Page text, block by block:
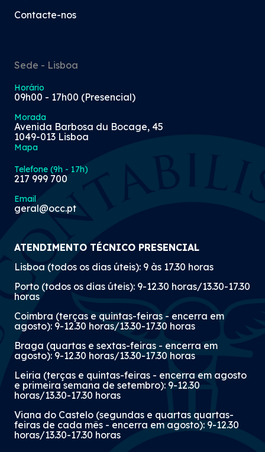
Contacte-nos
Sede - Lisboa
Horário
09h00 - 17h00 (Presencial)
Morada
Avenida Barbosa du Bocage, 45
1049-013 Lisboa
Mapa
Telefone (9h - 17h)
217 999 700
Email
geral@occ.pt
ATENDIMENTO TÉCNICO PRESENCIAL
Lisboa (todos os dias úteis): 9 às 17.30 horas
Porto (todos os dias úteis): 9-12.30 horas/13.30-17.30
horas
Coimbra (terças e quintas-feiras - encerra em
agosto): 9-12.30 horas/13.30-17.30 horas
Braga (quartas e sextas-feiras - encerra em
agosto): 9-12.30 horas/13.30-17.30 horas
Leiria (terças e quintas-feiras - encerra em agosto
e primeira semana de setembro): 9-12.30
horas/13.30-17.30 horas
Viana do Castelo (segundas e quartas quartas-
feiras de cada mês - encerra em agosto): 9-12.30
horas/13.30-17.30 horas